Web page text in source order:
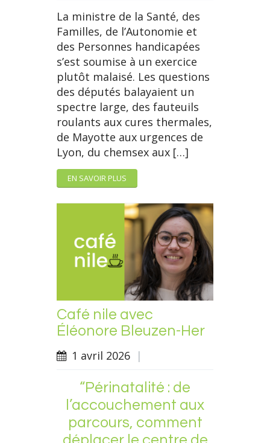
La ministre de la Santé, des
Familles, de l’Autonomie et
des Personnes handicapées
s’est soumise à un exercice
plutôt malaisé. Les questions
des députés balayaient un
spectre large, des fauteuils
roulants aux cures thermales,
de Mayotte aux urgences de
Lyon, du chemsex aux […]
EN SAVOIR PLUS
Café nile avec
Éléonore Bleuzen-Her
1 avril 2026 |
“Périnatalité : de
l’accouchement aux
parcours, comment